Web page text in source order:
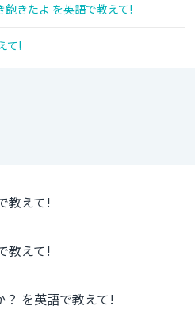
きたよ を英語で教えて!
て!
教えて!
教えて!
？ を英語で教えて!